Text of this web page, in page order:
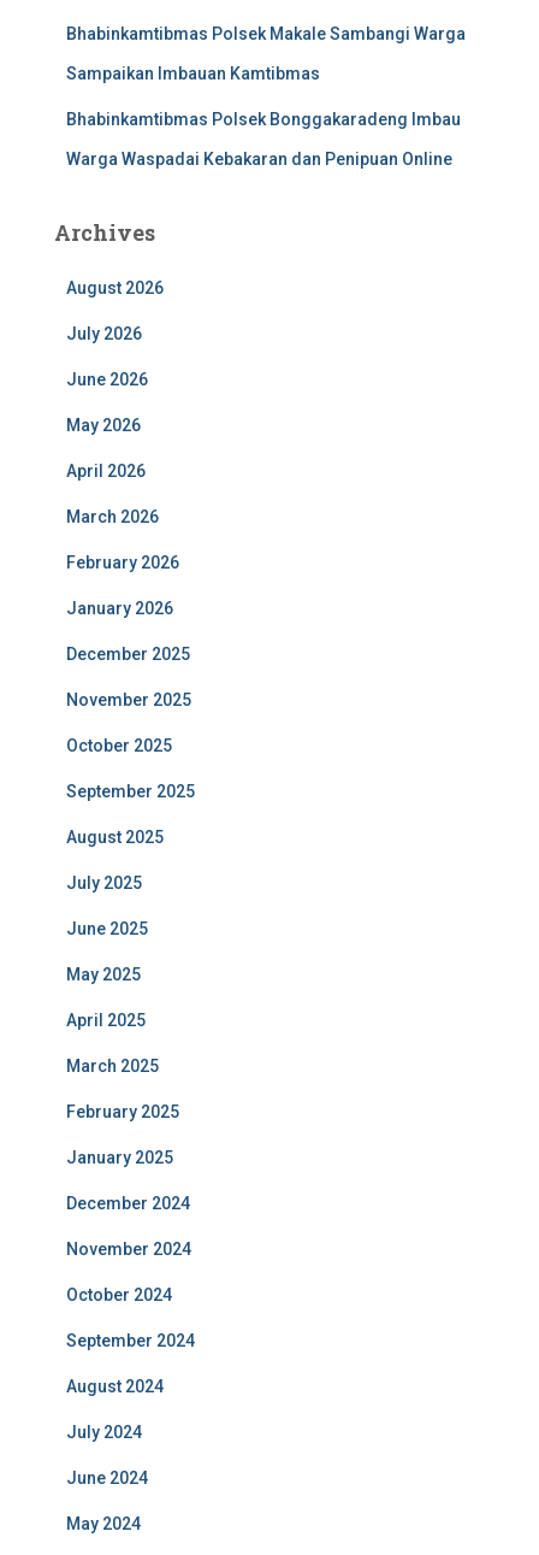
Bhabinkamtibmas Polsek Makale Sambangi Warga
Sampaikan Imbauan Kamtibmas
Bhabinkamtibmas Polsek Bonggakaradeng Imbau
Warga Waspadai Kebakaran dan Penipuan Online
Archives
August 2026
July 2026
June 2026
May 2026
April 2026
March 2026
February 2026
January 2026
December 2025
November 2025
October 2025
September 2025
August 2025
July 2025
June 2025
May 2025
April 2025
March 2025
February 2025
January 2025
December 2024
November 2024
October 2024
September 2024
August 2024
July 2024
June 2024
May 2024